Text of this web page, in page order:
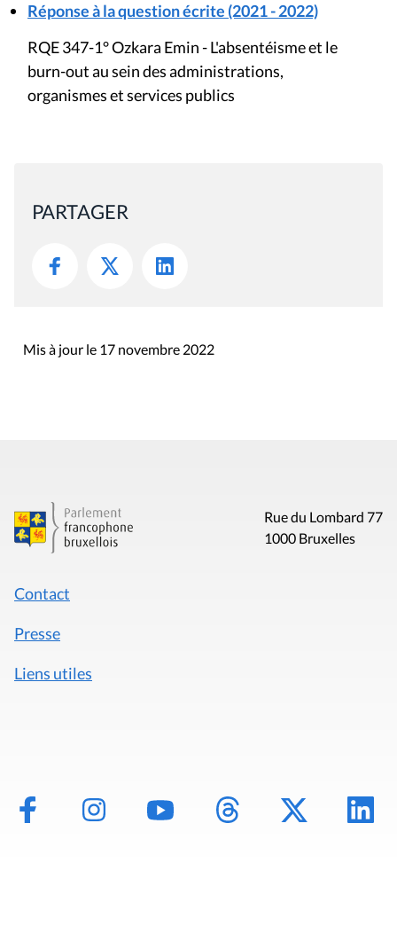
Réponse à la question écrite (2021 - 2022)
RQE 347-1° Ozkara Emin - L'absentéisme et le
burn-out au sein des administrations,
organismes et services publics
PARTAGER
Mis à jour le 17 novembre 2022
Rue du Lombard 77
1000 Bruxelles
Contact
Presse
Liens utiles